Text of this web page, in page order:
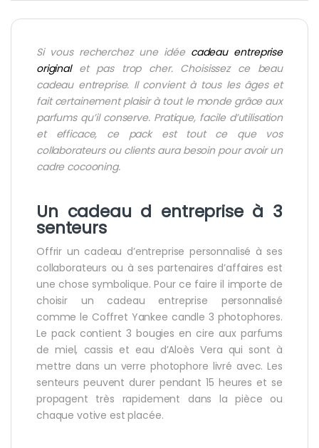
Si vous recherchez une idée cadeau entreprise
originalet pas trop cher. Choisissez ce beau
cadeau entreprise. Il convient à tous les âges et
fait certainement plaisir à tout le monde grâce aux
parfums qu’il conserve. Pratique, facile d’utilisation
et efficace, ce pack est tout ce que vos
collaborateurs ou clients aura besoin pour avoir un
cadre cocooning.
Un cadeau d entreprise à 3
senteurs
Offrir un cadeau d’entreprise personnalisé à ses
collaborateurs ou à ses partenaires d’affaires est
une chose symbolique. Pour ce faire il importe de
choisir un cadeau entreprise personnalisé
comme le Coffret Yankee candle 3 photophores.
Le pack contient 3 bougies en cire aux parfums
de miel, cassis et eau d’Aloès Vera qui sont à
mettre dans un verre photophore livré avec. Les
senteurs peuvent durer pendant 15 heures et se
propagent très rapidement dans la pièce ou
chaque votive est placée.